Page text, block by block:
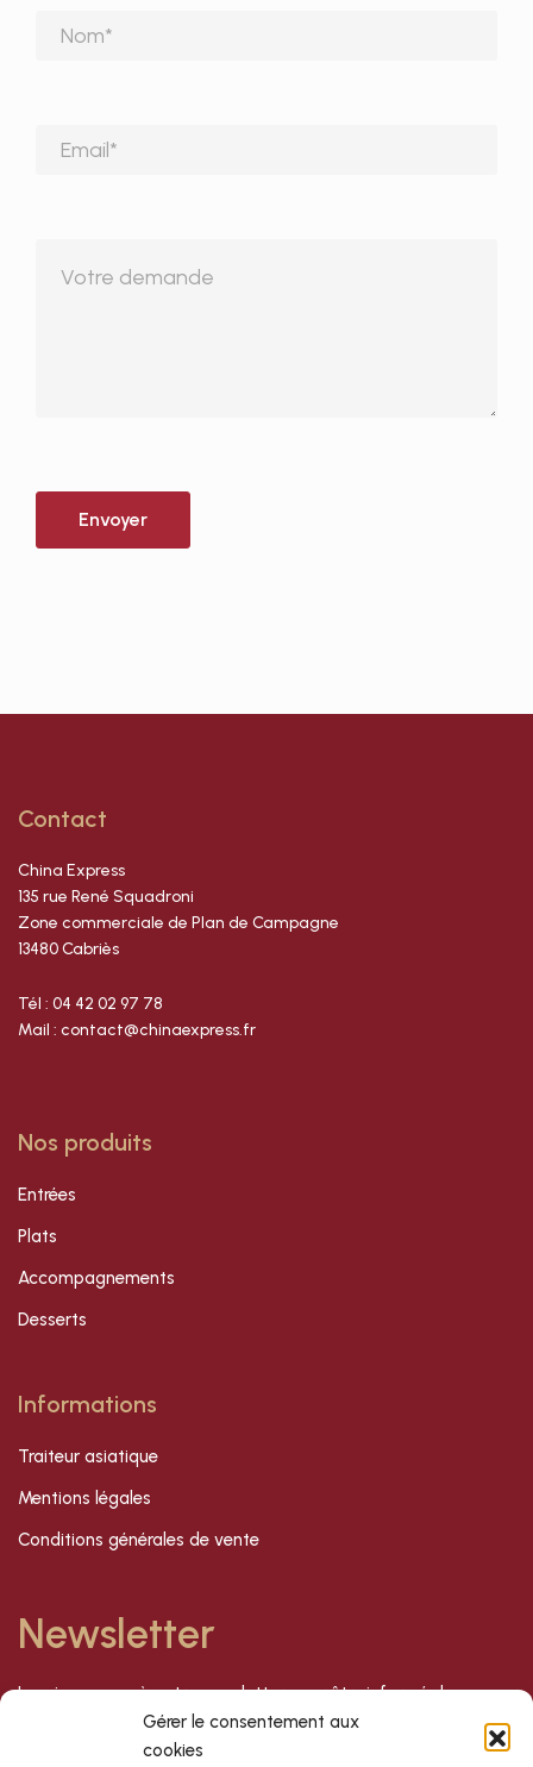
Gérer le consentement aux
cookies
Contact
China Express
135 rue René Squadroni
Zone commerciale de Plan de Campagne
13480 Cabriès
Tél : 04 42 02 97 78
Mail : contact@chinaexpress.fr
Nos produits
Entrées
Plats
Accompagnements
Desserts
Informations
Traiteur asiatique
Mentions légales
Conditions générales de vente
Newsletter
Inscrivez-vous à notre newsletter pour être informé de nos
dernières offres et nouveautés !